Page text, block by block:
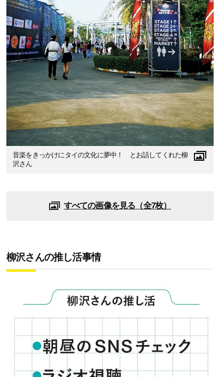
音楽をきっかけにタイの文化に夢中！ とお話してくれた柳
沢さん
すべての画像を見る（全7枚）
柳沢さんの推し活事情